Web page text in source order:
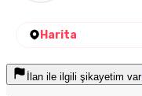
Harita
İlan ile ilgili şikayetim var